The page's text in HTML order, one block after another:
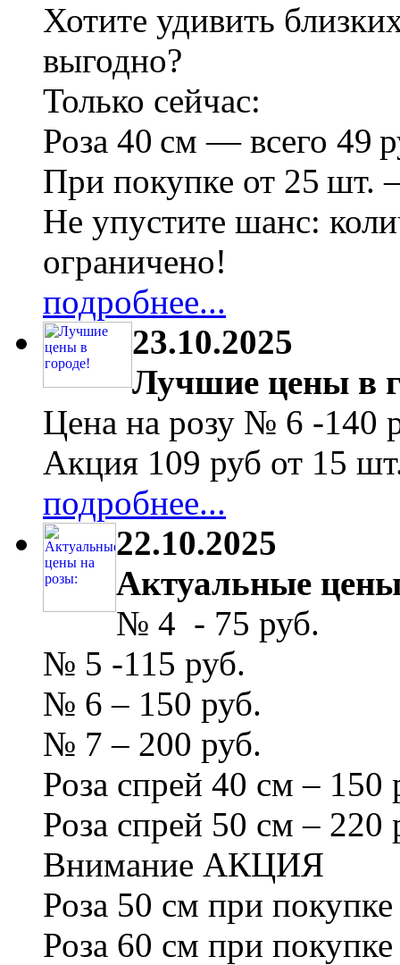
Хотите удивить
выгодно?
Только сейчас:
Роза 40 см — всего 49
При покупке от 25 шт.
Не упустите шанс:
ограничено!
подробнее...
23.10.2025
Лучшие цены в
Цена на розу № 6 -140
Акция 109 руб от 15
подробнее...
22.10.2025
Актуальные
№ 4 - 75 руб.
№ 5 -115 руб.
№ 6 – 150 руб.
№ 7 – 200 руб.
Роза спрей 40 см – 150
Роза спрей 50 см – 220
Внимание АКЦИЯ
Роза 50 см при
Роза 60 см при